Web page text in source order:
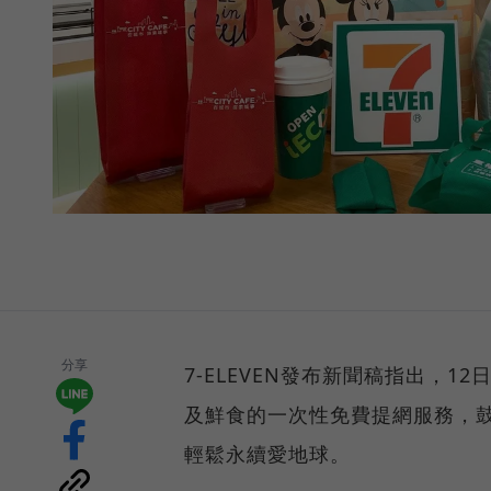
分享
7-ELEVEN發布新聞稿指出，12
及鮮食的一次性免費提網服務，
輕鬆永續愛地球。